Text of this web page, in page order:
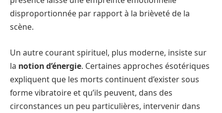
disproportionnée par rapport à la brièveté de la
scène.
Un autre courant spirituel, plus moderne, insiste sur
la notion d’énergie. Certaines approches ésotériques
expliquent que les morts continuent d’exister sous
forme vibratoire et qu’ils peuvent, dans des
circonstances un peu particulières, intervenir dans